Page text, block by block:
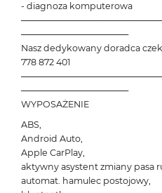
- diagnoza komputerowa
─────────────────
Nasz dedykowany doradca
778 872 401
─────────────────
WYPOSAŻENIE
ABS,
Android Auto,
Apple CarPlay,
aktywny asystent zmiany pasa
automat. hamulec postojowy,